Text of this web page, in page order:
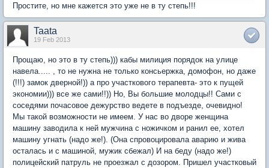
Простите, но мне кажется это уже не в ту степь!!!
Taata
19 Feb 2013
Прощаю, но это в ту степь))) кабы милиция порядок на улице
навела..... , то не нужна не только консьержка, домофон, но даже
(!!!) замок дверной!)) а про участкового терапевта- это к пущей
экономии))) все же сами!!)) Но, Вы большие молодцы!! Сами с
соседями почасовое дежурство ведете в подъезде, очевидно!
Мы такой возможности не имеем. У нас во дворе женщина
машину заводила к ней мужчина с ножичком и ранил ее, хотел
машину угнать (надо же!). (Она спровоцировала аварию и жива
осталась и с машиной, мужик сбежал) И на беду (надо же!)
полицейский патруль не проезжал с дозором. Пришел участковый